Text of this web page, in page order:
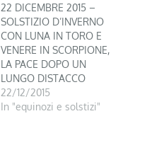
22 DICEMBRE 2015 –
SOLSTIZIO D’INVERNO
CON LUNA IN TORO E
VENERE IN SCORPIONE,
LA PACE DOPO UN
LUNGO DISTACCO
22/12/2015
In "equinozi e solstizi"